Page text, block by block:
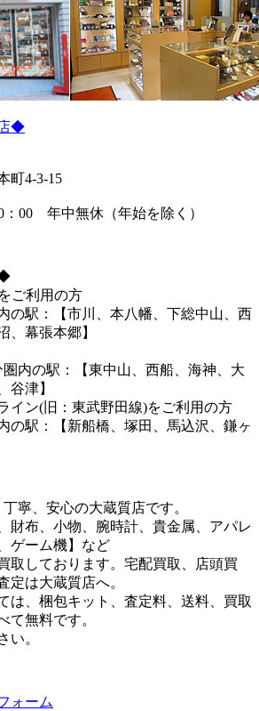
◆
町4-3-15
：00 年中無休（年始を除く）
ご利用の方
の駅：【市川、本八幡、下総中山、西
、幕張本郷】
圏内の駅：【東中山、西船、海神、大
谷津】
イン(旧：東武野田線)をご利用の方
の駅：【新船橋、塚田、馬込沢、鎌ヶ
寧、安心の大蔵質店です。
財布、小物、腕時計、貴金属、アパレ
ゲーム機】など
取しております。宅配買取、店頭買
定は大蔵質店へ。
は、梱包キット、査定料、送料、買取
て無料です。
い。